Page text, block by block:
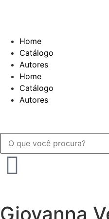
Home
Catálogo
Autores
Home
Catálogo
Autores
Giovanna